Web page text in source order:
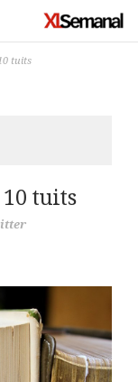
tuits
10 tuits